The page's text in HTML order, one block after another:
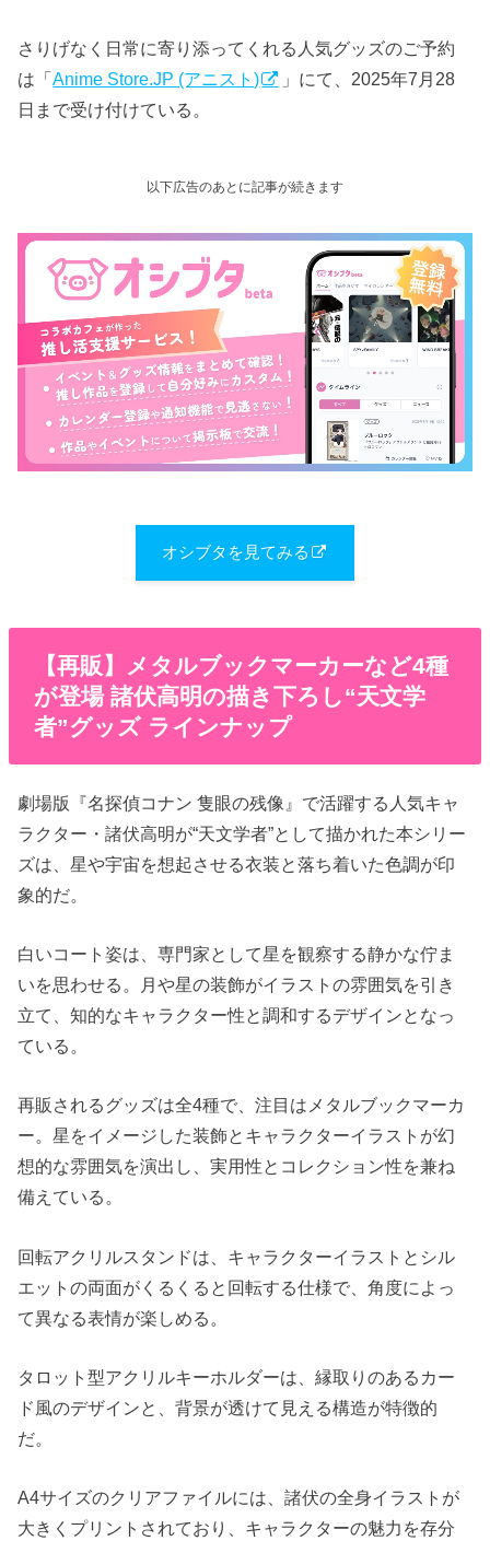
さりげなく日常に寄り添ってくれる人気グッズのご予約
は「Anime Store.JP (アニスト)
」にて、2025年7月28
日まで受け付けている。
以下広告のあとに記事が続きます
オシブタを見てみる
【再販】メタルブックマーカーなど4種
が登場 諸伏高明の描き下ろし“天文学
者”グッズ ラインナップ
劇場版『名探偵コナン 隻眼の残像』で活躍する人気キャ
ラクター・諸伏高明が“天文学者”として描かれた本シリー
ズは、星や宇宙を想起させる衣装と落ち着いた色調が印
象的だ。
白いコート姿は、専門家として星を観察する静かな佇ま
いを思わせる。月や星の装飾がイラストの雰囲気を引き
立て、知的なキャラクター性と調和するデザインとなっ
ている。
再販されるグッズは全4種で、注目はメタルブックマーカ
ー。星をイメージした装飾とキャラクターイラストが幻
想的な雰囲気を演出し、実用性とコレクション性を兼ね
備えている。
回転アクリルスタンドは、キャラクターイラストとシル
エットの両面がくるくると回転する仕様で、角度によっ
て異なる表情が楽しめる。
タロット型アクリルキーホルダーは、縁取りのあるカー
ド風のデザインと、背景が透けて見える構造が特徴的
だ。
A4サイズのクリアファイルには、諸伏の全身イラストが
大きくプリントされており、キャラクターの魅力を存分